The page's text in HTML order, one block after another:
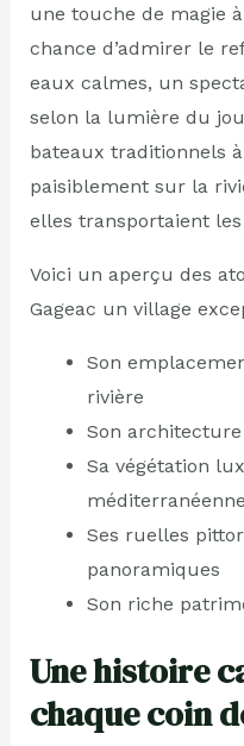
une touche de magie à
chance d’admirer le
eaux calmes, un
selon la lumière du
bateaux traditionnels
paisiblement sur la
elles transportaient
Voici un aperçu des
Gageac un village
Son
rivière
Son
Sa végétation
méditerranéenne
Ses ruelles
panoramiques
Son riche
Une histoire
chaque coin